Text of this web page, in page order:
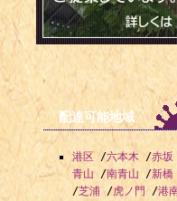
配達可能地域
港区/六本木 /赤坂
青山 /南青山 /新橋
/芝浦/虎ノ門 /港